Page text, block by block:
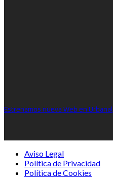
Estrenamos nueva Web en Urbanal
Aviso Legal
Política de Privacidad
Política de Cookies